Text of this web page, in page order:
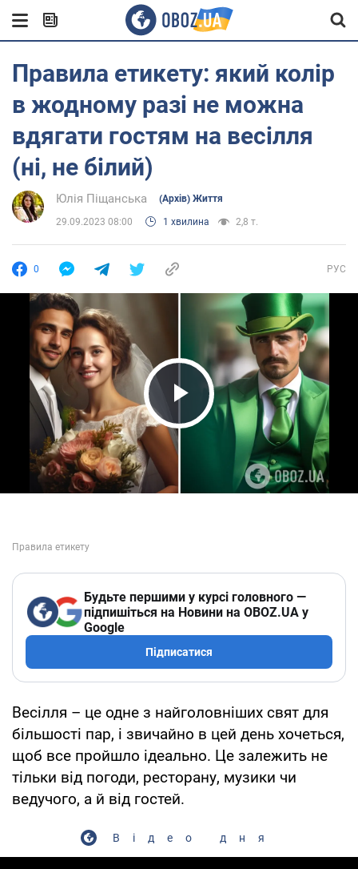
Правила етикету: який колір
в жодному разі не можна
вдягати гостям на весілля
(ні, не білий)
Юлія Піщанська (Архів) Життя
29.09.2023 08:00 1 хвилина 2,8 т.
0 РУС
Play Video
Будьте першими у курсі головного —
підпишіться на Новини на OBOZ.UA у
Google
Підписатися
Весілля – це одне з найголовніших свят для
більшості пар, і звичайно в цей день хочеться,
щоб все пройшло ідеально. Це залежить не
тільки від погоди, ресторану, музики чи
ведучого, а й від гостей.
Відео дня